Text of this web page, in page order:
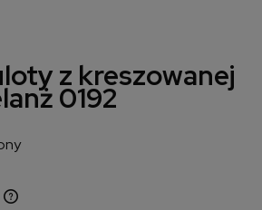
z kreszowanej
0192